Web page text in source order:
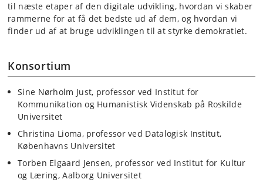
til næste etaper af den digitale udvikling, hvordan vi skaber
rammerne for at få det bedste ud af dem, og hvordan vi
finder ud af at bruge udviklingen til at styrke demokratiet.
Konsortium
Sine Nørholm Just, professor ved Institut for
Kommunikation og Humanistisk Videnskab på Roskilde
Universitet
Christina Lioma, professor ved Datalogisk Institut,
Københavns Universitet
Torben Elgaard Jensen, professor ved Institut for Kultur
og Læring, Aalborg Universitet